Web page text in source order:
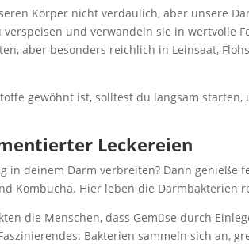
Körper nicht verdaulich, aber unsere
verspeisen und verwandeln sie in wertvolle
aber besonders reichlich in Leinsaat,
gewöhnt ist, solltest du langsam
Leckereien
in deinem Darm verbreiten? Dann genieße
Kombucha. Hier leben die Darmbakterien
die Menschen, dass Gemüse durch
Bakterien sammeln sich an,